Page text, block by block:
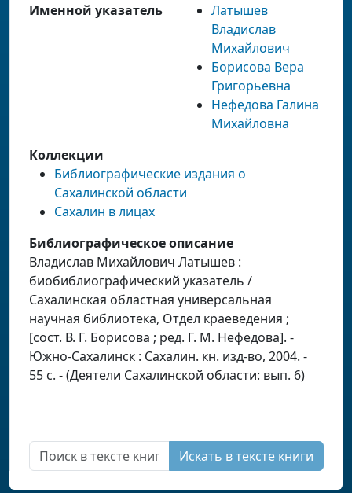
Именной указатель
Латышев
Владислав
Михайлович
Борисова Вера
Григорьевна
Нефедова Галина
Михайловна
Коллекции
Библиографические издания о
Сахалинской области
Сахалин в лицах
Библиографическое описание
Владислав Михайлович Латышев :
биобиблиографический указатель /
Сахалинская областная универсальная
научная библиотека, Отдел краеведения ;
[сост. В. Г. Борисова ; ред. Г. М. Нефедова]. -
Южно-Сахалинск : Сахалин. кн. изд-во, 2004. -
55 с. - (Деятели Сахалинской области: вып. 6)
Искать в тексте книги